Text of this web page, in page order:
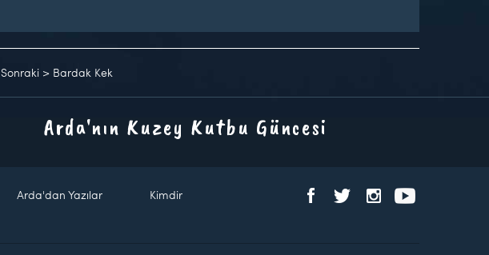
Sonraki > Bardak Kek
Arda'nın Kuzey Kutbu Güncesi
Arda'dan Yazılar Kimdir